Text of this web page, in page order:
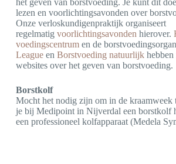
lezen en voorlichtingsavonden over
Onze verloskundigenpraktijk organiseert
regelmatig voorlichtingsavonden hierover.
voedingscentrumen de
Leagueen Borstvoeding natuurlijkhebben
websites over het geven van borstvoeding.
Borstkolf
Mocht het nodig zijn om in de kraamweek
je bij Medipoint in Nijverdal een borstkolf
een professioneel kolfapparaat (Medela